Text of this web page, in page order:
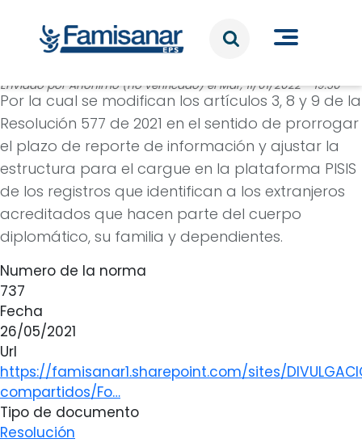
Enviado porAnónimo (no verificado)elMar, 11/01/2022 - 19:30
Por la cual se modifican los artículos 3, 8 y 9 de la
Resolución 577 de 2021 en el sentido de prorrogar
el plazo de reporte de información y ajustar la
estructura para el cargue en la plataforma PISIS
de los registros que identifican a los extranjeros
acreditados que hacen parte del cuerpo
diplomático, su familia y dependientes.
Numero de la norma
737
Fecha
26/05/2021
Url
https://famisanar1.sharepoint.com/sites/
compartidos/Fo…
Tipo de documento
Resolución